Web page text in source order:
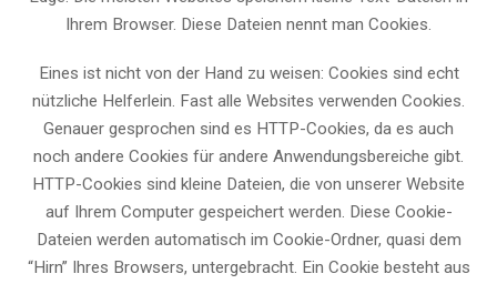
Ihrem Browser. Diese Dateien nennt man Cookies.
Eines ist nicht von der Hand zu weisen: Cookies sind echt
nützliche Helferlein. Fast alle Websites verwenden Cookies.
Genauer gesprochen sind es HTTP-Cookies, da es auch
noch andere Cookies für andere Anwendungsbereiche gibt.
HTTP-Cookies sind kleine Dateien, die von unserer Website
auf Ihrem Computer gespeichert werden. Diese Cookie-
Dateien werden automatisch im Cookie-Ordner, quasi dem
“Hirn” Ihres Browsers, untergebracht. Ein Cookie besteht aus